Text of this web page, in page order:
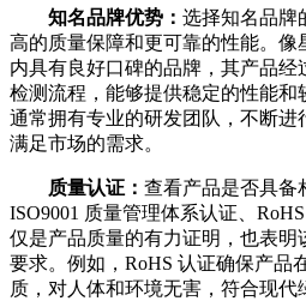
知名品牌优势： 选择知名品牌
高的质量保障和更可靠的性能。像
内具有良好口碑的品牌，其产品
检测流程，能够提供稳定的性能
通常拥有专业的研发团队，不断进
满足市场的需求。
质量认证： 查看产品是否具备
ISO9001 质量管理体系认证、
仅是产品质量的有力证明，也表明
要求。例如，RoHS 认证确保产品
质，对人体和环境无害，符合现代